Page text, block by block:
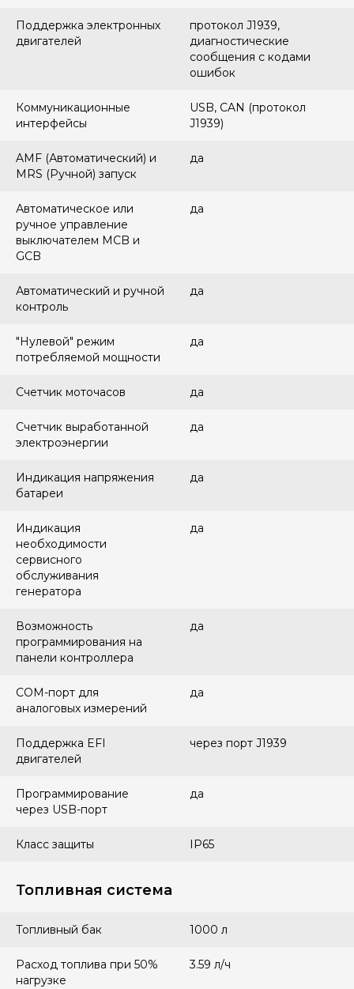
Поддержка электронных
двигателей
протокол J1939,
диагностические
сообщения с кодами
ошибок
Коммуникационные
интерфейсы
USB, CAN (протокол
J1939)
AMF (Автоматический) и
MRS (Ручной) запуск
да
Автоматическое или
ручное управление
выключателем MCB и
GCB
да
Автоматический и ручной
контроль
да
"Нулевой" режим
потребляемой мощности
да
Счетчик моточасов да
Счетчик выработанной
электроэнергии
да
Индикация напряжения
батареи
да
Индикация
необходимости
сервисного
обслуживания
генератора
да
Возможность
программирования на
панели контроллера
да
COM-порт для
аналоговых измерений
да
Поддержка EFI
двигателей
через порт J1939
Программирование
через USB-порт
да
Класс защиты IP65
Топливная система
Топливный бак 1000 л
Расход топлива при 50%
нагрузке
3.59 л/ч